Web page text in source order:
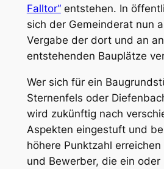
Falltor“entstehen. In
sich der Gemeinderat nun
Vergabe der dort und an
entstehenden Bauplätze
Wer sich für ein
Sternenfels oder
wird zukünftig nach
Aspekten eingestuft und
höhere Punktzahl
und Bewerber, die ein oder